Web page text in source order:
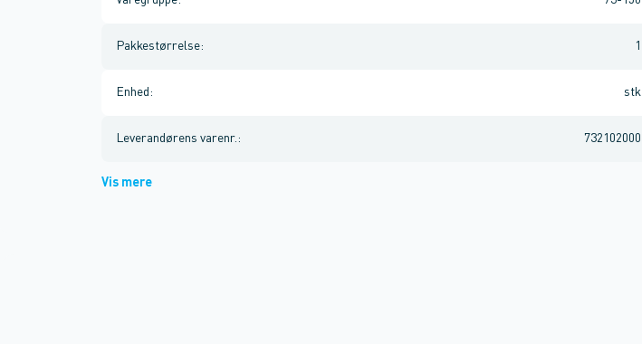
Pakkestørrelse: 1
Enhed : stk
Leverandørens varenr. : 732102000
Vis mere